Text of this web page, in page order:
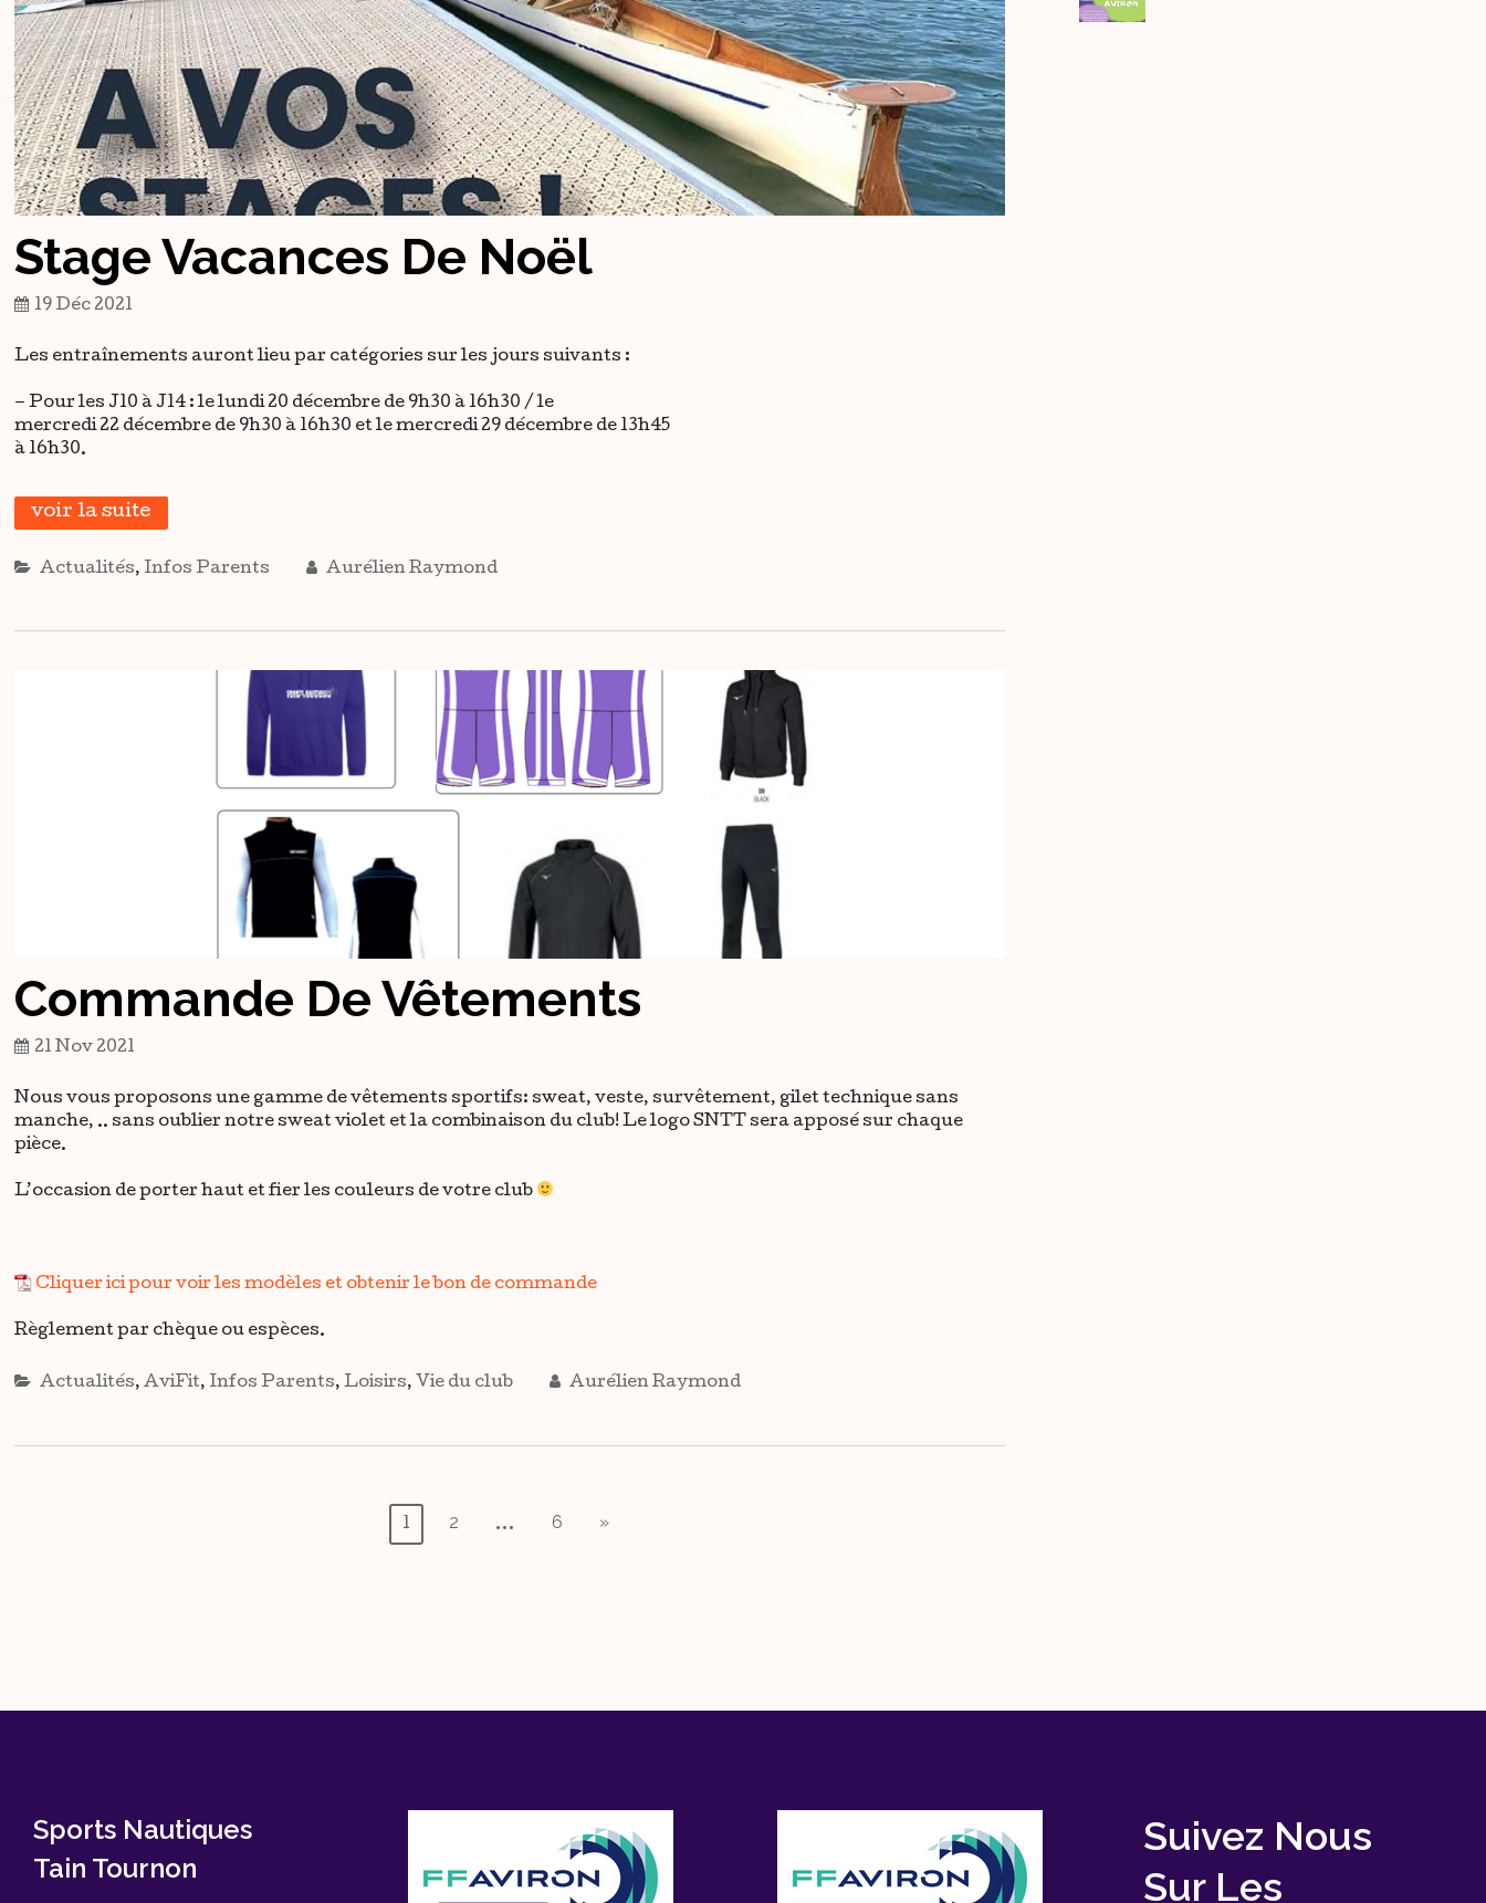
Stage Vacances De Noël
19 Déc 2021
Les entraînements auront lieu par catégories sur les jours suivants :
– Pour les J10 à J14 : lelundi20 décembre de 9h30 à 16h30 / le
mercredi22 décembre de 9h30 à 16h30 et lemercredi29 décembre de 13h45
à 16h30.
voir la suite
Actualités, Infos Parents Aurélien Raymond
Commande De Vêtements
21 Nov 2021
Nous vous proposons une gamme de vêtements sportifs: sweat, veste, survêtement, gilet technique sans
manche, .. sans oublier notre sweat violet et la combinaison du club! Le logo SNTT sera apposé sur chaque
pièce.
L’occasion de porter haut et fier les couleurs de votre club
Cliquer ici pour voir les modèles et obtenir le bon de commande
Règlement par chèque ou espèces.
Actualités,AviFit, Infos Parents,Loisirs, Vie du club Aurélien Raymond
1 2 … 6 »
Sports Nautiques
Tain Tournon
Suivez Nous
Sur Les